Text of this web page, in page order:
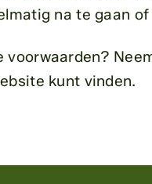
na te gaan
voorwaarden?
kunt vinden.